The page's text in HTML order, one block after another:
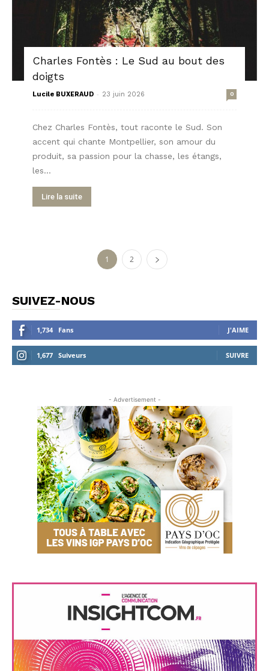
Charles Fontès : Le Sud au bout des
doigts
Lucile BUXERAUD - 23 juin 2026 0
Chez Charles Fontès, tout raconte le Sud. Son
accent qui chante Montpellier, son amour du
produit, sa passion pour la chasse, les étangs,
les...
Lire la suite
1 2
SUIVEZ-NOUS
1,734 Fans J'AIME
1,677 Suiveurs SUIVRE
- Advertisement -